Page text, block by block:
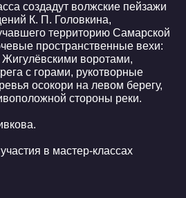
создадут волжские пейзажи
К. П. Головкина,
территорию Самарской
пространственные вехи:
воротами,
с горами, рукотворные
осокори на левом берегу,
стороны реки.
в мастер-классах